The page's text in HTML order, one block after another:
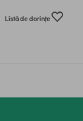
Listă de dorinţe